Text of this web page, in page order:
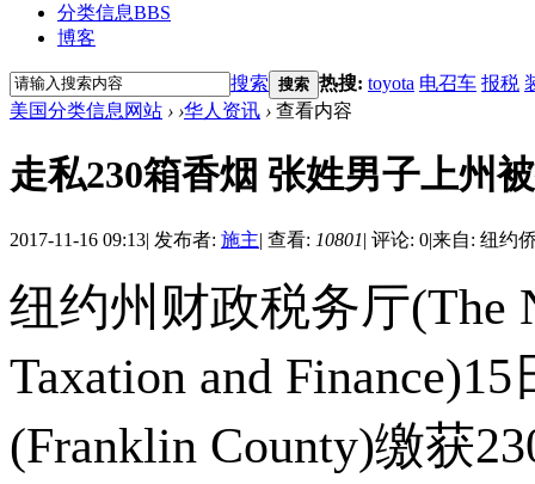
分类信息BBS
博客
搜索 搜索 热搜: toyota 电召车 报税
美国分类信息网站 › ›华人资讯 › 查看内容
走私230箱香烟 张姓男子上州
2017-11-16 09:13| 发布者: 施主| 查看: 10801| 评论: 0|来自: 纽约
纽约州财政税务厅(The
Taxation and
(Franklin County)缴获